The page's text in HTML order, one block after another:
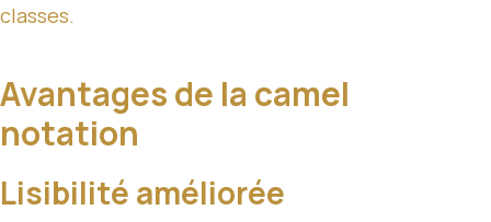
classes.
Avantages de la camel
notation
Lisibilité améliorée